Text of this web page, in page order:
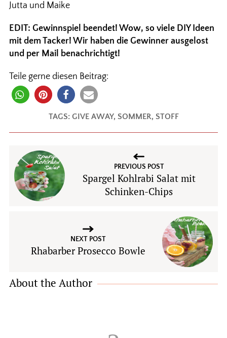
Jutta und Maike
EDIT: Gewinnspiel beendet! Wow, so viele DIY Ideen
mit dem Tacker! Wir haben die Gewinner ausgelost
und per Mail benachrichtigt!
Teile gerne diesen Beitrag:
TAGS: GIVE AWAY, SOMMER, STOFF
PREVIOUS POST
Spargel Kohlrabi Salat mit
Schinken-Chips
NEXT POST
Rhabarber Prosecco Bowle
About the Author